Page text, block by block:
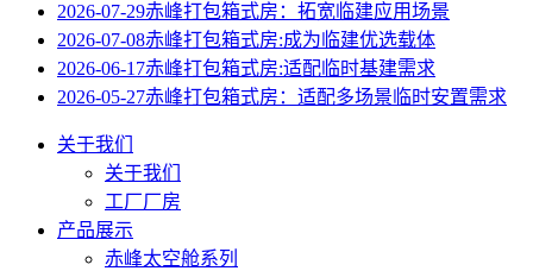
2026-07-29赤峰打包箱式房：拓宽临建应用场景
2026-07-08赤峰打包箱式房:成为临建优选载体
2026-06-17赤峰打包箱式房:适配临时基建需求
2026-05-27赤峰打包箱式房：适配多场景临时安置需求
关于我们
关于我们
工厂厂房
产品展示
赤峰太空舱系列